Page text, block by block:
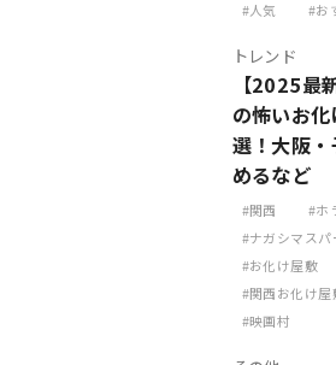
人気
お
トレンド
【2025最
の怖いお
選！大阪
めるなど
関西
ホ
ナガシマスパ
お化け屋敷
関西お化け屋
映画村